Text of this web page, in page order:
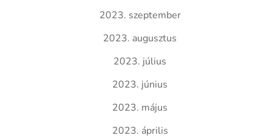
2023. szeptember
2023. augusztus
2023. július
2023. június
2023. május
2023. április